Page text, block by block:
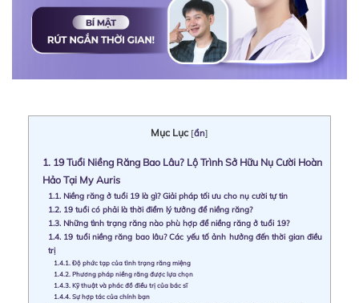
Mục Lục [ẩn]
1. 19 Tuổi Niềng Răng Bao Lâu? Lộ Trình Sở Hữu Nụ Cười Hoàn
Hảo Tại My Auris
1.1. Niềng răng ở tuổi 19 là gì? Giải pháp tối ưu cho nụ cười tự tin
1.2. 19 tuổi có phải là thời điểm lý tưởng để niềng răng?
1.3. Những tình trạng răng nào phù hợp để niềng răng ở tuổi 19?
1.4. 19 tuổi niềng răng bao lâu? Các yếu tố ảnh hưởng đến thời gian điều
trị
1.4.1. Độ phức tạp của tình trạng răng miệng
1.4.2. Phương pháp niềng răng được lựa chọn
1.4.3. Kỹ thuật và phác đồ điều trị của bác sĩ
1.4.4. Sự hợp tác của chính bạn